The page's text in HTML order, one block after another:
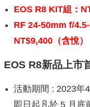
EOS R8 KIT組：
RF 24-50mm f/
NT$9,400（含悅）
EOS R8新品上市
活動期間 : 2023年
即日起凡於 5 月底